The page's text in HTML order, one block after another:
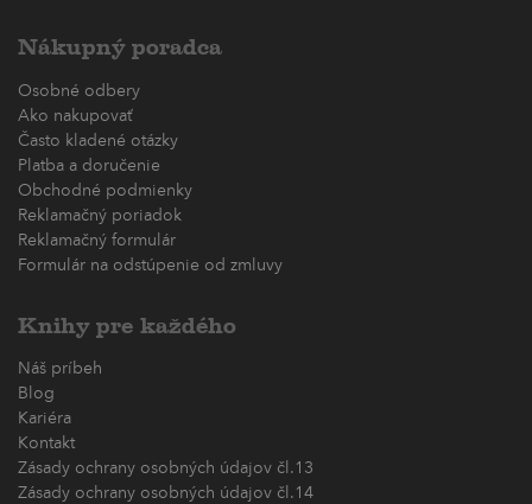
Nákupný poradca
Osobné odbery
Ako nakupovať
Často kladené otázky
Platba a doručenie
Obchodné podmienky
Reklamačný poriadok
Reklamačný formulár
Formulár na odstúpenie od zmluvy
Knihy pre každého
Náš príbeh
Blog
Kariéra
Kontakt
Zásady ochrany osobných údajov čl.13
Zásady ochrany osobných údajov čl.14